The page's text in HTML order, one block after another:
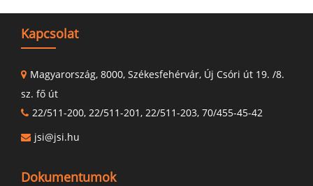
Kapcsolat
Magyarország, 8000, Székesfehérvár, Új Csóri út 19. /8.
sz. fő út
22/511-200, 22/511-201, 22/511-203, 70/455-45-42
jsi@jsi.hu
Dokumentumok